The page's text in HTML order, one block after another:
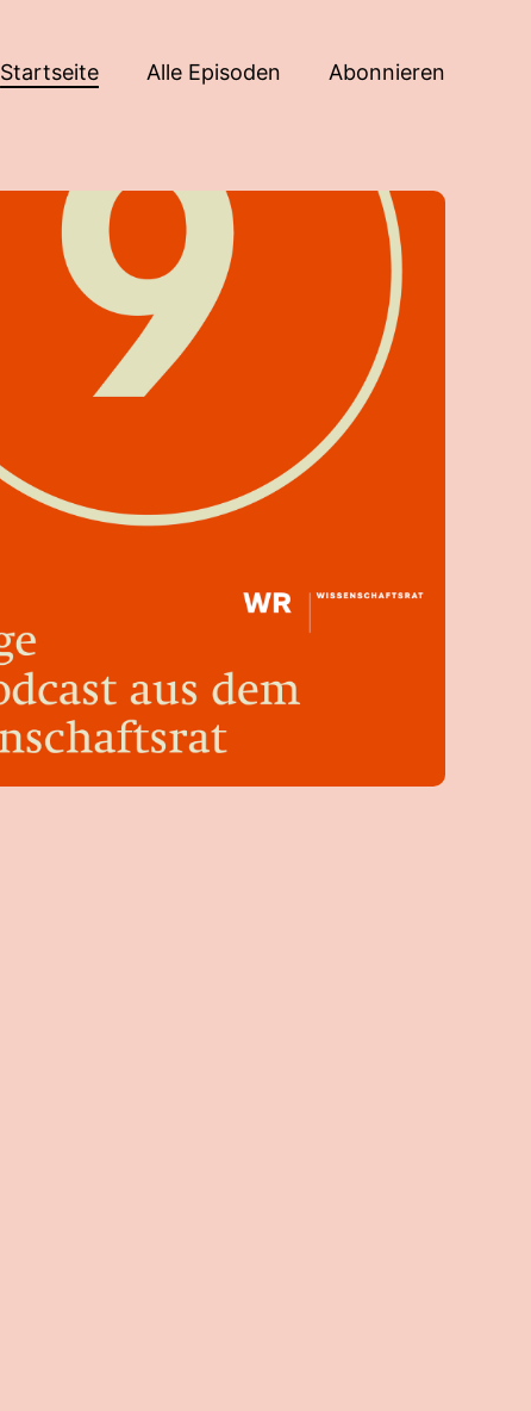
Startseite Alle Episoden Abonnieren